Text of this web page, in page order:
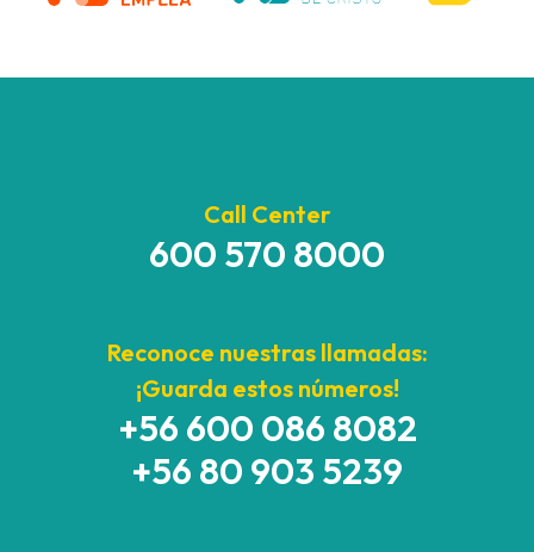
Call Center
600 570 8000
Reconoce nuestras llamadas:
¡Guarda estos números!
+56 600 086 8082
+56 80 903 5239